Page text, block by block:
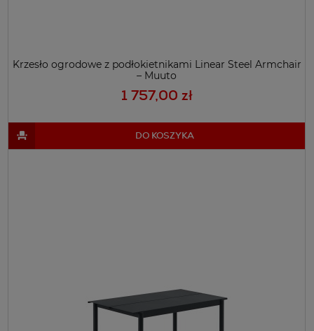
Krzesło ogrodowe z podłokietnikami Linear Steel Armchair
– Muuto
1 757,00 zł
DO KOSZYKA